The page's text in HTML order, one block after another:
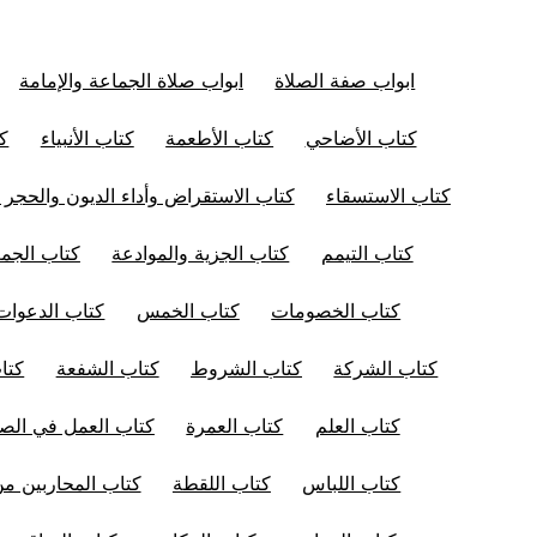
ابواب صفة الصلاة ابواب صلاة الجماعة والإمامة
كتاب الأضاحي كتاب الأطعمة كتاب الأنبياء
كتاب الاستسقاء كتاب الاستقراض وأداء الديون
كتاب التيمم كتاب الجزية والموادعة كتاب
كتاب الخصومات كتاب الخمس كتاب
كتاب الشركة كتاب الشروط كتاب الشفعة
كتاب العلم كتاب العمرة كتاب العمل في
كتاب اللباس كتاب اللقطة كتاب المحاربين